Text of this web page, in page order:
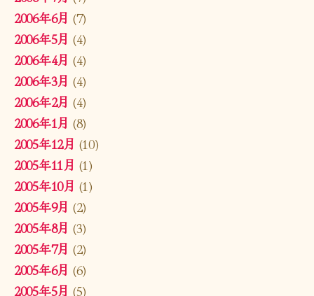
2006年6月 (7)
2006年5月 (4)
2006年4月 (4)
2006年3月 (4)
2006年2月 (4)
2006年1月 (8)
2005年12月 (10)
2005年11月 (1)
2005年10月 (1)
2005年9月 (2)
2005年8月 (3)
2005年7月 (2)
2005年6月 (6)
2005年5月 (5)